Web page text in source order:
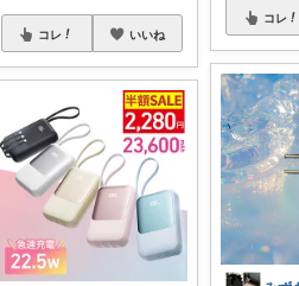
コレ いいね
コレ